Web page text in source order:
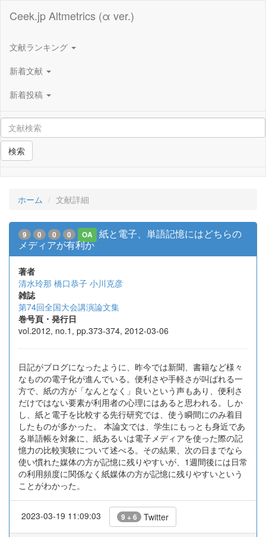
Ceek.jp Altmetrics (α ver.)
文献ランキング
新着文献
新着投稿
検索
ホーム 文献詳細
9 0 0 0 OA
紙と電子、単語記憶にはどちらの
メディアが有利か
著者
清水玲那 橋口恭子 小川克彦
雑誌
第74回全国大会講演論文集
巻号頁・発行日
vol.2012, no.1, pp.373-374, 2012-03-06
日記がブログになったように、昨今では新聞、書籍など様々
なものの電子化が進んでいる。便利さや手軽さが叫ばれる一
方で、紙の方が「なんとなく」良いという声もあり、便利さ
だけではない要素が利用者の心理にはあると思われる。しか
し、紙と電子を比較する先行研究では、使う瞬間にのみ着目
したものが多かった。 本論文では、学生にもっとも身近であ
る単語帳を対象に、紙あるいは電子メディアを使った際の記
憶力の比較実験について述べる。その結果、次の日までなら
使い慣れた媒体の方が記憶に残りやすいが、1週間後には日常
の利用頻度に関係なく紙媒体の方が記憶に残りやすいという
ことがわかった。
2023-03-19 11:09:03 9 + 6 Twitter